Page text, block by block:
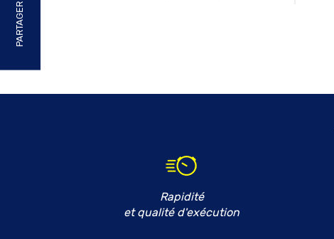
PARTAGER
Rapidité
et qualité d'exécution